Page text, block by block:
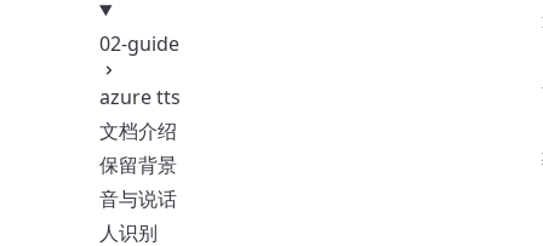
02-guide
azure tts
文档介绍
保留背景
音与说话
人识别